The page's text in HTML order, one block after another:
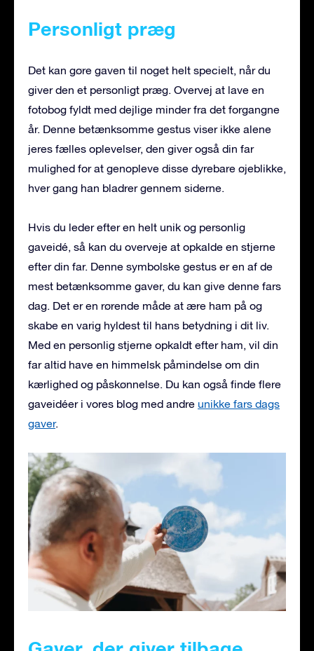
Personligt præg
Det kan gøre gaven til noget helt specielt, når du
giver den et personligt præg. Overvej at lave en
fotobog fyldt med dejlige minder fra det forgangne
år. Denne betænksomme gestus viser ikke alene
jeres fælles oplevelser, den giver også din far
mulighed for at genopleve disse dyrebare øjeblikke,
hver gang han bladrer gennem siderne.
Hvis du leder efter en helt unik og personlig
gaveidé, så kan du overveje at opkalde en stjerne
efter din far. Denne symbolske gestus er en af de
mest betænksomme gaver, du kan give denne fars
dag. Det er en rørende måde at ære ham på og
skabe en varig hyldest til hans betydning i dit liv.
Med en personlig stjerne opkaldt efter ham, vil din
far altid have en himmelsk påmindelse om din
kærlighed og påskønnelse. Du kan også finde flere
gaveidéer i vores blog med andre unikke fars dags
gaver.